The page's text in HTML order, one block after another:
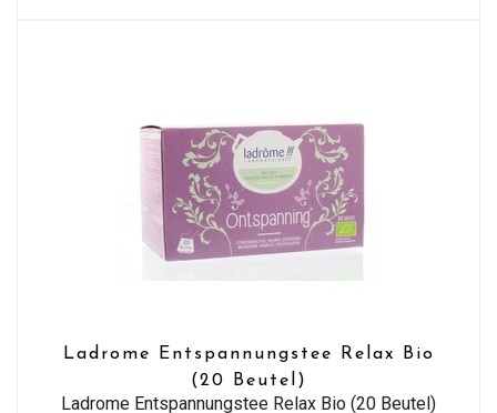
Ladrome Entspannungstee Relax Bio
(20 Beutel)
Ladrome Entspannungstee Relax Bio (20 Beutel)